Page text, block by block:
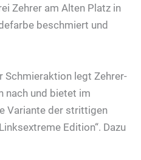
Zehrer am Alten Platz in
beschmiert und
Schmieraktion legt Zehrer-
nach und bietet im
Variante der strittigen
Edition“. Dazu